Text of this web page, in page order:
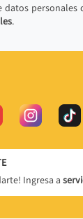
personales
.
Ingresa a